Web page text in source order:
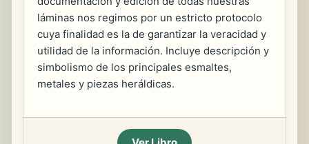
láminas nos regimos por un estricto protocolo
cuya finalidad es la de garantizar la veracidad y
utilidad de la información. Incluye descripción y
simbolismo de los principales esmaltes,
metales y piezas heráldicas.